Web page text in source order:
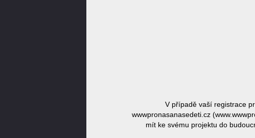
V případě vaší registrace
wwwpronasanasedeti.cz
mít ke svému projektu do